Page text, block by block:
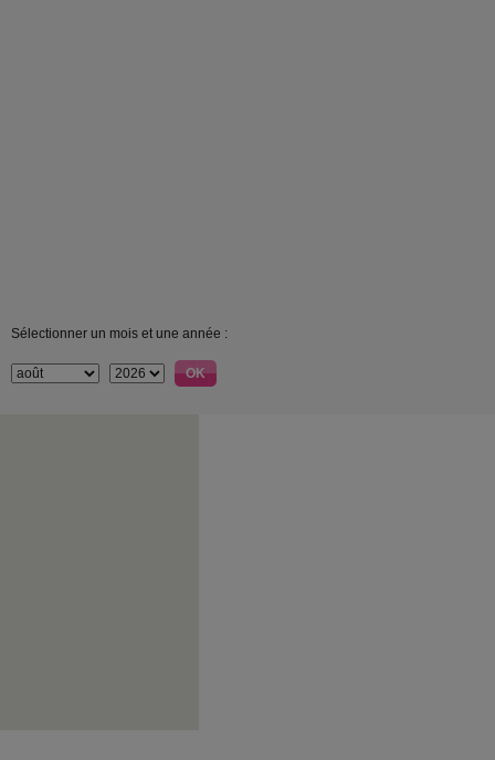
Sélectionner un mois et une année :